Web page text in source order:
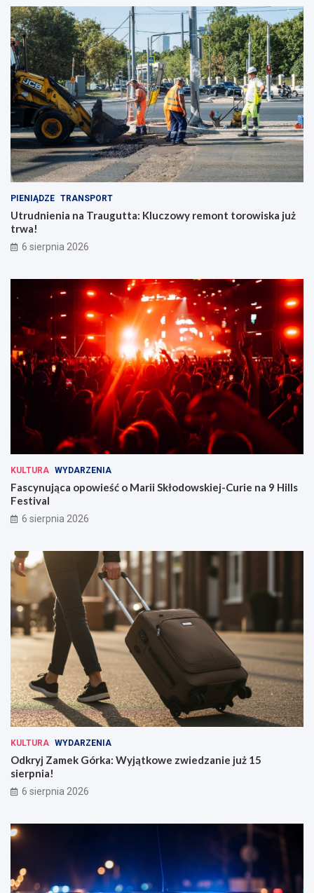
PIENIĄDZE TRANSPORT
Utrudnienia na Traugutta: Kluczowy remont torowiska już
trwa!
6 sierpnia 2026
KULTURA WYDARZENIA
Fascynująca opowieść o Marii Skłodowskiej-Curie na 9 Hills
Festival
6 sierpnia 2026
KULTURA WYDARZENIA
Odkryj Zamek Górka: Wyjątkowe zwiedzanie już 15
sierpnia!
6 sierpnia 2026